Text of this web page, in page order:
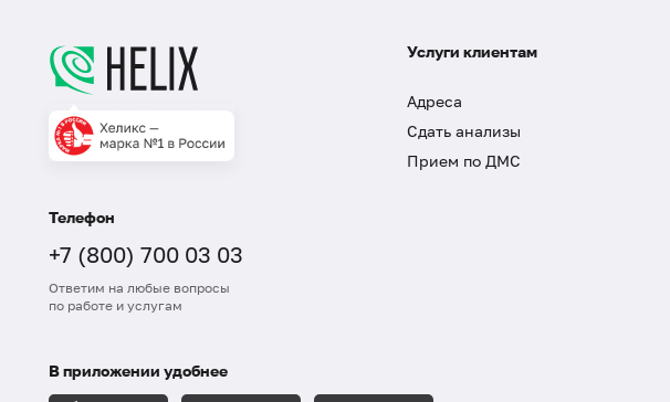
Телефон
+7 (800) 700 03 03
Ответим на любые вопросы
по работе и услугам
Услуги клиентам
Адреса
Сдать анализы
Прием по ДМС
В приложении удобнее